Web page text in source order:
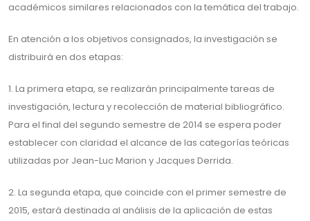
académicos similares relacionados con la temática del trabajo.
En atención a los objetivos consignados, la investigación se
distribuirá en dos etapas:
1. La primera etapa, se realizarán principalmente tareas de
investigación, lectura y recolección de material bibliográfico.
Para el final del segundo semestre de 2014 se espera poder
establecer con claridad el alcance de las categorías teóricas
utilizadas por Jean-Luc Marion y Jacques Derrida.
2. La segunda etapa, que coincide con el primer semestre de
2015, estará destinada al análisis de la aplicación de estas